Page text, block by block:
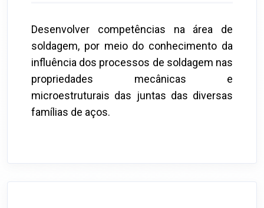
Desenvolver competências na área de
soldagem, por meio do conhecimento da
influência dos processos de soldagem nas
propriedades mecânicas e
microestruturais das juntas das diversas
famílias de aços.